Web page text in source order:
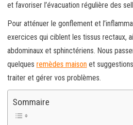
et favoriser l’évacuation régulière des
Pour atténuer le gonflement et
exercices qui ciblent les tissus rectaux,
abdominaux et sphinctériens. Nous
quelques remèdes maison et
traiter et gérer vos problèmes.
Sommaire